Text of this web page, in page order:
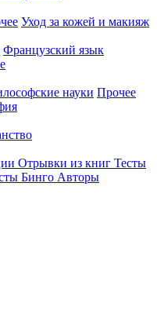
Уход за кожей и макияж
Французский язык
науки Прочее
Отрывки из книг Тесты
Бинго Авторы